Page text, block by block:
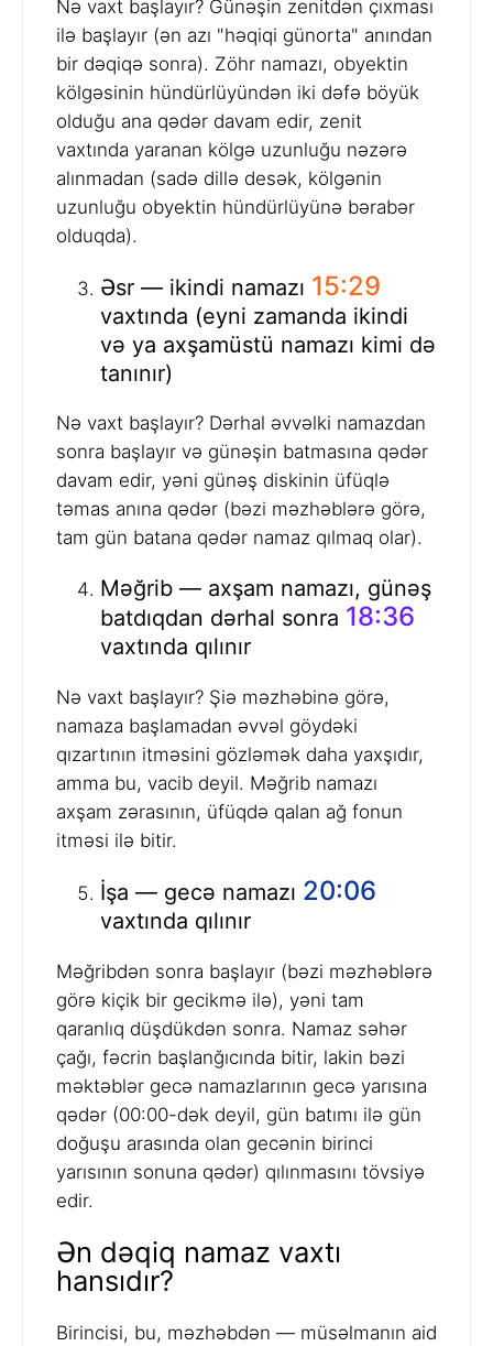
Nə vaxt başlayır? Günəşin zenitdən çıxması
ilə başlayır (ən azı "həqiqi günorta" anından
bir dəqiqə sonra). Zöhr namazı, obyektin
kölgəsinin hündürlüyündən iki dəfə böyük
olduğu ana qədər davam edir, zenit
vaxtında yaranan kölgə uzunluğu nəzərə
alınmadan (sadə dillə desək, kölgənin
uzunluğu obyektin hündürlüyünə bərabər
olduqda).
Əsr — ikindi namazı 15:29
vaxtında (eyni zamanda ikindi
və ya axşamüstü namazı kimi də
tanınır)
Nə vaxt başlayır? Dərhal əvvəlki namazdan
sonra başlayır və günəşin batmasına qədər
davam edir, yəni günəş diskinin üfüqlə
təmas anına qədər (bəzi məzhəblərə görə,
tam gün batana qədər namaz qılmaq olar).
Məğrib — axşam namazı, günəş
batdıqdan dərhal sonra 18:36
vaxtında qılınır
Nə vaxt başlayır? Şiə məzhəbinə görə,
namaza başlamadan əvvəl göydəki
qızartının itməsini gözləmək daha yaxşıdır,
amma bu, vacib deyil. Məğrib namazı
axşam zərasının, üfüqdə qalan ağ fonun
itməsi ilə bitir.
İşa — gecə namazı 20:06
vaxtında qılınır
Məğribdən sonra başlayır (bəzi məzhəblərə
görə kiçik bir gecikmə ilə), yəni tam
qaranlıq düşdükdən sonra. Namaz səhər
çağı, fəcrin başlanğıcında bitir, lakin bəzi
məktəblər gecə namazlarının gecə yarısına
qədər (00:00-dək deyil, gün batımı ilə gün
doğuşu arasında olan gecənin birinci
yarısının sonuna qədər) qılınmasını tövsiyə
edir.
Ən dəqiq namaz vaxtı
hansıdır?
Birincisi, bu, məzhəbdən — müsəlmanın aid